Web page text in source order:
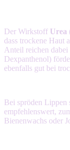
Der Wirkstoff Urea
dass trockene Haut
Anteil reichen
Dexpanthenol)
ebenfalls gut bei
Bei spröden Lippen
empfehlenswert,
Bienenwachs oder